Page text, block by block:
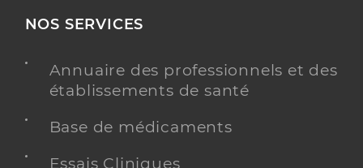
NOS SERVICES
Annuaire des professionnels et des
établissements de santé
Base de médicaments
Essais Cliniques